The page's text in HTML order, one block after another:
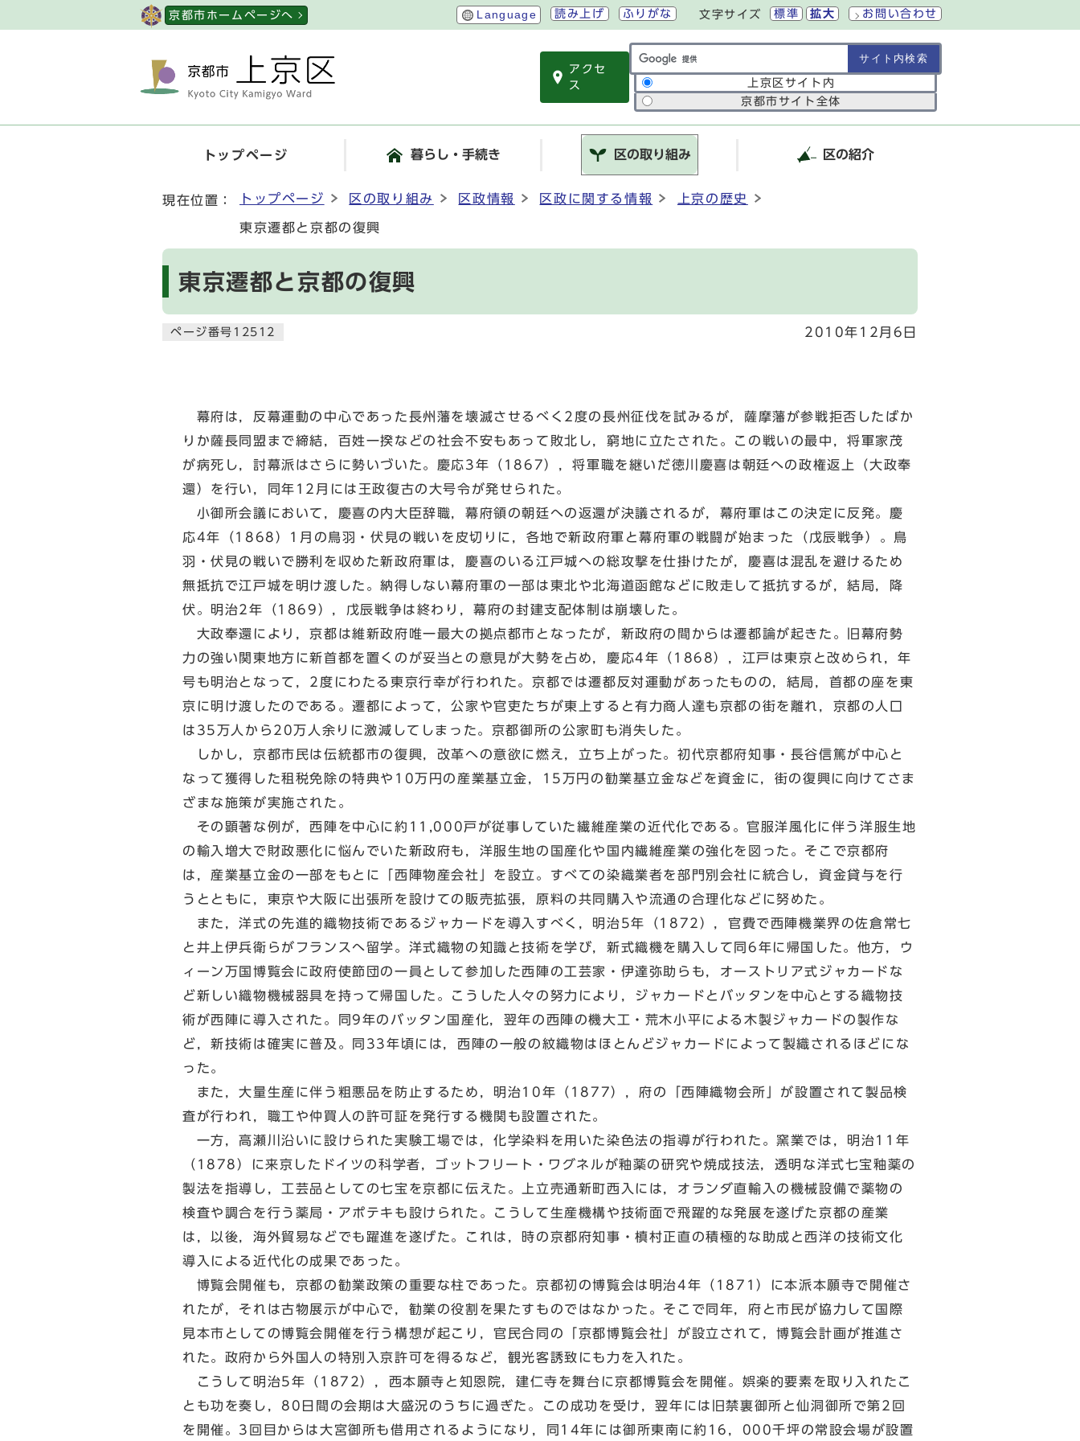
京都市ホームページへ Language 読み上げ ふりがな 文字サイズ 標準 拡大 お問い合わせ
アクセ
ス
サイト内検索の範囲
上京区サイト内
京都市サイト全体
トップページ 暮らし・手続き 区の取り組み 区の紹介
現在位置： トップページ 区の取り組み 区政情報 区政に関する情報 上京の歴史
東京遷都と京都の復興
東京遷都と京都の復興
ページ番号12512 2010年12月6日
幕府は，反幕運動の中心であった長州藩を壊滅させるべく2度の長州征伐を試みるが，薩摩藩が参戦拒否したばか
りか薩長同盟まで締結，百姓一揆などの社会不安もあって敗北し，窮地に立たされた。この戦いの最中，将軍家茂
が病死し，討幕派はさらに勢いづいた。慶応3年（1867），将軍職を継いだ徳川慶喜は朝廷への政権返上（大政奉
還）を行い，同年12月には王政復古の大号令が発せられた。
小御所会議において，慶喜の内大臣辞職，幕府領の朝廷への返還が決議されるが，幕府軍はこの決定に反発。慶
応4年（1868）1月の鳥羽・伏見の戦いを皮切りに，各地で新政府軍と幕府軍の戦闘が始まった（戊辰戦争）。鳥
羽・伏見の戦いで勝利を収めた新政府軍は，慶喜のいる江戸城への総攻撃を仕掛けたが，慶喜は混乱を避けるため
無抵抗で江戸城を明け渡した。納得しない幕府軍の一部は東北や北海道函館などに敗走して抵抗するが，結局，降
伏。明治2年（1869），戊辰戦争は終わり，幕府の封建支配体制は崩壊した。
大政奉還により，京都は維新政府唯一最大の拠点都市となったが，新政府の間からは遷都論が起きた。旧幕府勢
力の強い関東地方に新首都を置くのが妥当との意見が大勢を占め，慶応4年（1868），江戸は東京と改められ，年
号も明治となって，2度にわたる東京行幸が行われた。京都では遷都反対運動があったものの，結局，首都の座を東
京に明け渡したのである。遷都によって，公家や官吏たちが東上すると有力商人達も京都の街を離れ，京都の人口
は35万人から20万人余りに激減してしまった。京都御所の公家町も消失した。
しかし，京都市民は伝統都市の復興，改革への意欲に燃え，立ち上がった。初代京都府知事・長谷信篤が中心と
なって獲得した租税免除の特典や10万円の産業基立金，15万円の勧業基立金などを資金に，街の復興に向けてさま
ざまな施策が実施された。
その顕著な例が，西陣を中心に約11,000戸が従事していた繊維産業の近代化である。官服洋風化に伴う洋服生地
の輸入増大で財政悪化に悩んでいた新政府も，洋服生地の国産化や国内繊維産業の強化を図った。そこで京都府
は，産業基立金の一部をもとに「西陣物産会社」を設立。すべての染織業者を部門別会社に統合し，資金貸与を行
うとともに，東京や大阪に出張所を設けての販売拡張，原料の共同購入や流通の合理化などに努めた。
また，洋式の先進的織物技術であるジャカードを導入すべく，明治5年（1872），官費で西陣機業界の佐倉常七
と井上伊兵衛らがフランスへ留学。洋式織物の知識と技術を学び，新式織機を購入して同6年に帰国した。他方，ウ
ィーン万国博覧会に政府使節団の一員として参加した西陣の工芸家・伊達弥助らも，オーストリア式ジャカードな
ど新しい織物機械器具を持って帰国した。こうした人々の努力により，ジャカードとバッタンを中心とする織物技
術が西陣に導入された。同9年のバッタン国産化，翌年の西陣の機大工・荒木小平による木製ジャカードの製作な
ど，新技術は確実に普及。同33年頃には，西陣の一般の紋織物はほとんどジャカードによって製織されるほどにな
った。
また，大量生産に伴う粗悪品を防止するため，明治10年（1877），府の「西陣織物会所」が設置されて製品検
査が行われ，職工や仲買人の許可証を発行する機関も設置された。
一方，高瀬川沿いに設けられた実験工場では，化学染料を用いた染色法の指導が行われた。窯業では，明治11年
（1878）に来京したドイツの科学者，ゴットフリート・ワグネルが釉薬の研究や焼成技法，透明な洋式七宝釉薬の
製法を指導し，工芸品としての七宝を京都に伝えた。上立売通新町西入には，オランダ直輸入の機械設備で薬物の
検査や調合を行う薬局・アポテキも設けられた。こうして生産機構や技術面で飛躍的な発展を遂げた京都の産業
は，以後，海外貿易などでも躍進を遂げた。これは，時の京都府知事・槙村正直の積極的な助成と西洋の技術文化
導入による近代化の成果であった。
博覧会開催も，京都の勧業政策の重要な柱であった。京都初の博覧会は明治4年（1871）に本派本願寺で開催さ
れたが，それは古物展示が中心で，勧業の役割を果たすものではなかった。そこで同年，府と市民が協力して国際
見本市としての博覧会開催を行う構想が起こり，官民合同の「京都博覧会社」が設立されて，博覧会計画が推進さ
れた。政府から外国人の特別入京許可を得るなど，観光客誘致にも力を入れた。
こうして明治5年（1872），西本願寺と知恩院，建仁寺を舞台に京都博覧会を開催。娯楽的要素を取り入れたこ
とも功を奏し，80日間の会期は大盛況のうちに過ぎた。この成功を受け，翌年には旧禁裏御所と仙洞御所で第2回
を開催。3回目からは大宮御所も借用されるようになり，同14年には御所東南に約16，000千坪の常設会場が設置